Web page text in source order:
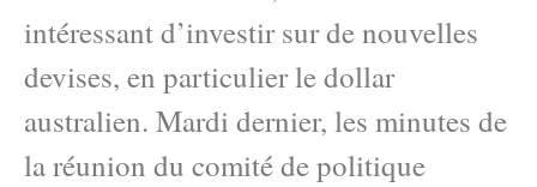
intéressant d’investir sur de nouvelles
devises, en particulier le dollar
australien. Mardi dernier, les minutes de
la réunion du comité de politique